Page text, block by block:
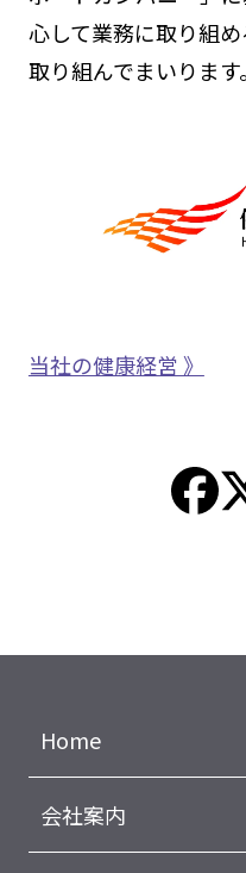
心して業務に取り組
取り組んでまいります。
当社の健康経営 》
Home
会社案内